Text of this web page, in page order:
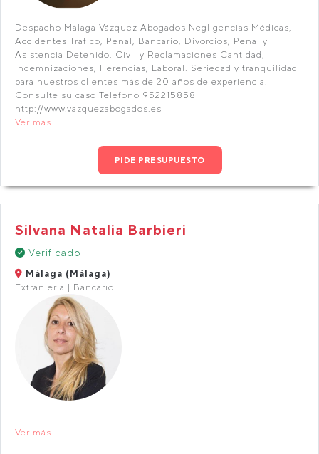
Despacho Málaga Vázquez Abogados Negligencias Médicas,
Accidentes Trafico, Penal, Bancario, Divorcios, Penal y
Asistencia Detenido, Civil y Reclamaciones Cantidad,
Indemnizaciones, Herencias, Laboral. Seriedad y tranquilidad
para nuestros clientes más de 20 años de experiencia.
Consulte su caso Teléfono 952215858
http://www.vazquezabogados.es
Ver más
PIDE PRESUPUESTO
Silvana Natalia Barbieri
Verificado
Málaga (Málaga)
Extranjería | Bancario
Ver más